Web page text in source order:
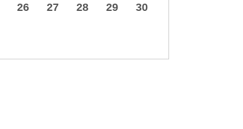
26 27 28 29
30